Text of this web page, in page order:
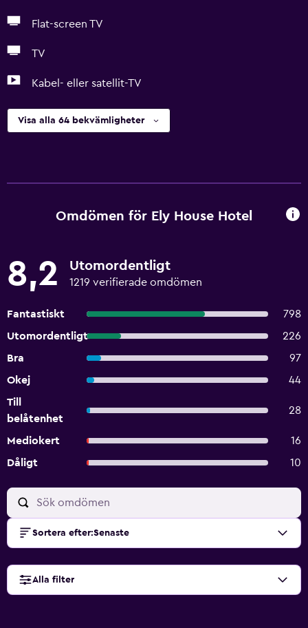
Flat-screen TV
TV
Kabel- eller satellit-TV
Visa alla 64 bekvämligheter
Omdömen för Ely House Hotel
8,2 Utomordentligt
1219 verifierade omdömen
Fantastiskt
798
Utomordentligt
226
Bra
97
Okej
44
Till
belåtenhet
28
Mediokert
16
Dåligt
10
Sortera efter:Senaste
Alla filter